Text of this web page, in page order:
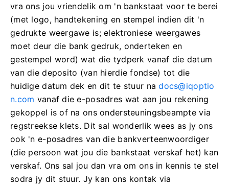
vra ons jou vriendelik om 'n bankstaat voor te berei
(met logo, handtekening en stempel indien dit 'n
gedrukte weergawe is; elektroniese weergawes
moet deur die bank gedruk, onderteken en
gestempel word) wat die tydperk vanaf die datum
van die deposito (van hierdie fondse) tot die
huidige datum dek en dit te stuur nadocs@iqoptio
n.com vanaf die e-posadres wat aan jou rekening
gekoppel is of na ons ondersteuningsbeampte via
regstreekse klets. Dit sal wonderlik wees as jy ons
ook 'n e-posadres van die bankverteenwoordiger
(die persoon wat jou die bankstaat verskaf het) kan
verskaf. Ons sal jou dan vra om ons in kennis te stel
sodra jy dit stuur. Jy kan ons kontak via